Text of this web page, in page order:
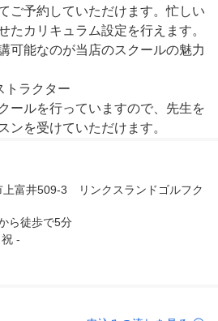
ご予約していただけます。忙しい
たカリキュラム設定を行えます。
可能なのが当店のスクールの魅力
トラクター
ールを行っていますので、先生を
ンを受けていただけます。
上富井509-3 リンクスランドゴルフク
ら徒歩で5分
-